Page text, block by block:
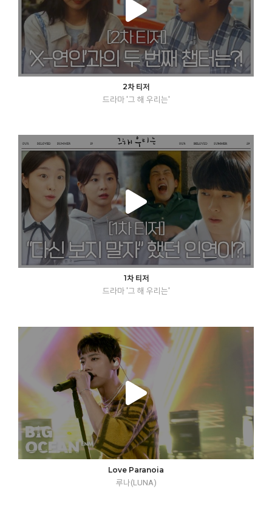
2차 티저
드라마 '그 해 우리는'
1차 티저
드라마 '그 해 우리는'
Love Paranoia
루나(LUNA)